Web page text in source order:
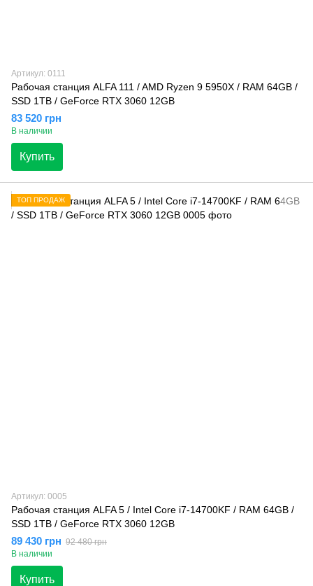
Артикул: 0111
Рабочая станция ALFA 111 / AMD Ryzen 9 5950X / RAM 64GB /
SSD 1TB / GeForce RTX 3060 12GB
83 520 грн
В наличии
Купить
ТОП ПРОДАЖ
Артикул: 0005
Рабочая станция ALFA 5 / Intel Core i7-14700KF / RAM 64GB /
SSD 1TB / GeForce RTX 3060 12GB
89 430 грн 92 480 грн
В наличии
Купить